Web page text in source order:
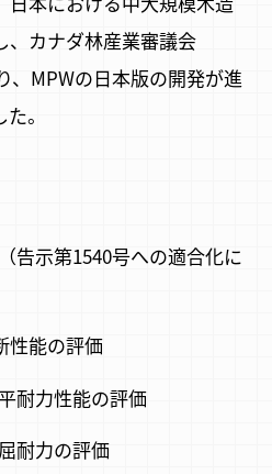
、カナダ林産業審議会
、MPWの日本版の開発が進
。
告示第1540号への適合化に
性能の評価
耐力性能の評価
耐力の評価